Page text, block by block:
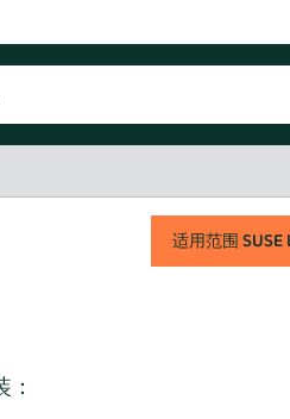
适用范围 SUSE